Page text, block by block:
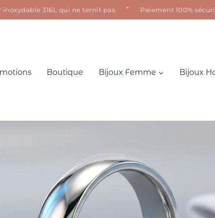
316L qui ne ternit pas Paiement 100% sécurisé
Boutique Bijoux Femme Bijoux